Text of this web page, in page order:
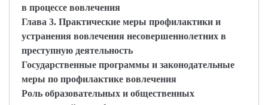
в процессе вовлечения
Глава 3. Практические меры профилактики и
устранения вовлечения несовершеннолетних в
преступную деятельность
Государственные программы и законодательные
меры по профилактике вовлечения
Роль образовательных и общественных